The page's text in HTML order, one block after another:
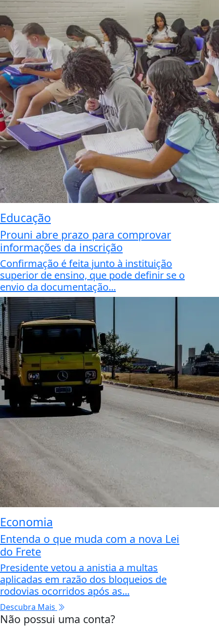
Educação
Prouni abre prazo para comprovar
informações da inscrição
Confirmação é feita junto à instituição
superior de ensino, que pode definir se o
envio da documentação...
Economia
Entenda o que muda com a nova Lei
do Frete
Presidente vetou a anistia a multas
aplicadas em razão dos bloqueios de
rodovias ocorridos após as...
Descubra Mais
Não possui uma conta?